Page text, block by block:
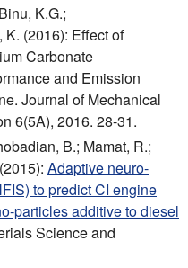
K.G.;
(2016): Effect of
Carbonate
and Emission
Journal of Mechanical
6(5A), 2016. 28-31.
B.; Mamat, R.;
Adaptive neuro-
to predict CI engine
particles additive to diesel
Science and